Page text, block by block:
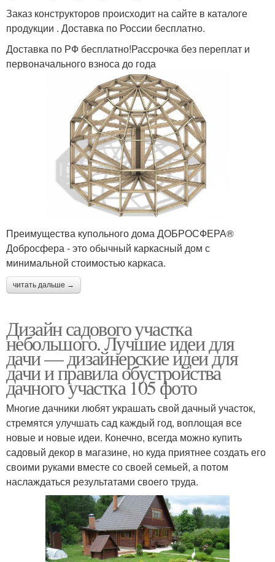
Заказ конструкторов происходит на сайте в каталоге
продукции . Доставка по России бесплатно.
Доставка по РФ бесплатно!Рассрочка без переплат и
первоначального взноса до года
Преимущества купольного дома ДОБРОСФЕРА®
Добросфера - это обычный каркасный дом с
минимальной стоимостью каркаса.
читать дальше →
Дизайн садового участка
небольшого. Лучшие идеи для
дачи — дизайнерские идеи для
дачи и правила обустройства
дачного участка 105 фото
Многие дачники любят украшать свой дачный участок,
стремятся улучшать сад каждый год, воплощая все
новые и новые идеи. Конечно, всегда можно купить
садовый декор в магазине, но куда приятнее создать его
своими руками вместе со своей семьей, а потом
наслаждаться результатами своего труда.